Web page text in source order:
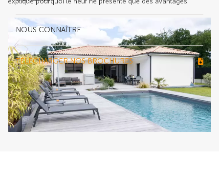
NOUS CONNAÎTRE
TÉLÉCHARGER NOS BROCHURES